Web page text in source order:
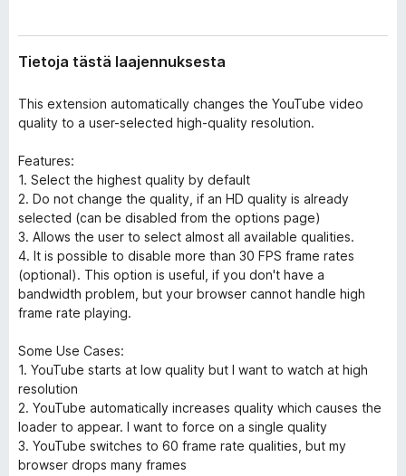
Tietoja tästä laajennuksesta
This extension automatically changes the YouTube video
quality to a user-selected high-quality resolution.
Features:
1. Select the highest quality by default
2. Do not change the quality, if an HD quality is already
selected (can be disabled from the options page)
3. Allows the user to select almost all available qualities.
4. It is possible to disable more than 30 FPS frame rates
(optional). This option is useful, if you don't have a
bandwidth problem, but your browser cannot handle high
frame rate playing.
Some Use Cases:
1. YouTube starts at low quality but I want to watch at high
resolution
2. YouTube automatically increases quality which causes the
loader to appear. I want to force on a single quality
3. YouTube switches to 60 frame rate qualities, but my
browser drops many frames